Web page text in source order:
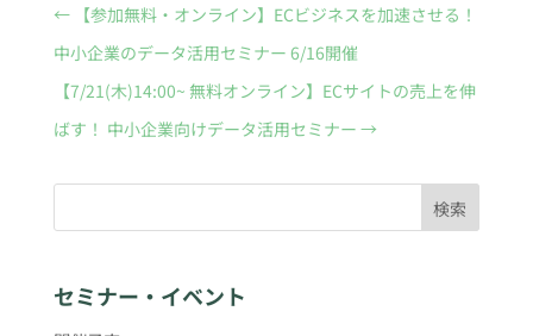
← 【参加無料・オンライン】ECビジネスを加速させる！
中小企業のデータ活用セミナー 6/16開催
【7/21(木)14:00~ 無料オンライン】ECサイトの売上を伸
ばす！ 中小企業向けデータ活用セミナー →
検索
セミナー・イベント